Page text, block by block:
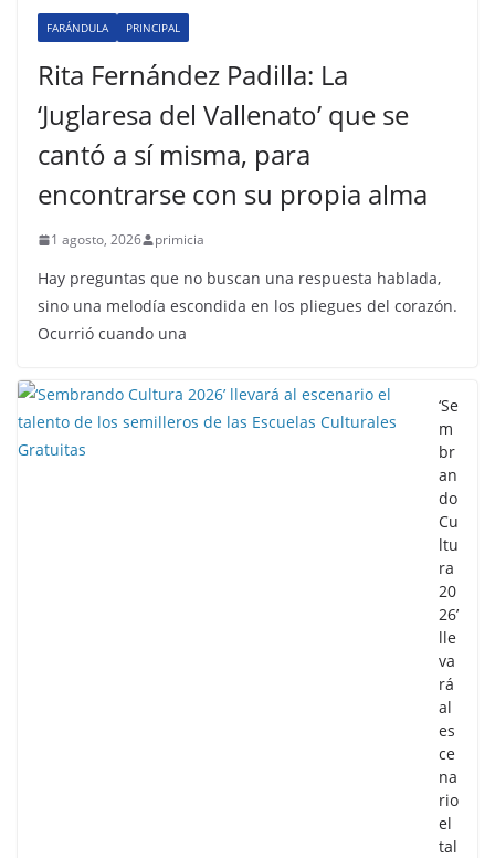
FARÁNDULA PRINCIPAL
Rita Fernández Padilla: La
‘Juglaresa del Vallenato’ que se
cantó a sí misma, para
encontrarse con su propia alma
1 agosto, 2026 primicia
Hay preguntas que no buscan una respuesta hablada,
sino una melodía escondida en los pliegues del corazón.
Ocurrió cuando una
‘Se
m
br
an
do
Cu
ltu
ra
20
26’
lle
va
rá
al
es
ce
na
rio
el
tal